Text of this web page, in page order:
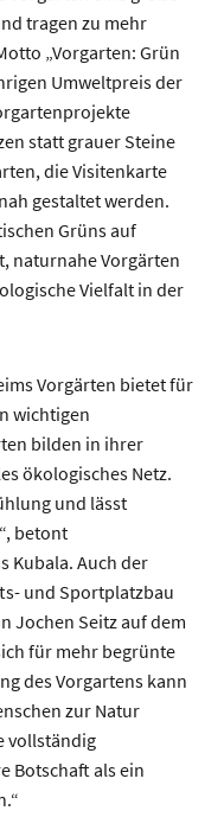
tragen zu mehr
„Vorgarten: Grün
Umweltpreis der
statt grauer Steine
die Visitenkarte
gestaltet werden.
Grüns auf
naturnahe Vorgärten
Vielfalt in der
Vorgärten bietet für
wichtigen
bilden in ihrer
ökologisches Netz.
und lässt
betont
Kubala. Auch der
und Sportplatzbau
Jochen Seitz auf dem
für mehr begrünte
des Vorgartens kann
zur Natur
vollständig
Botschaft als ein